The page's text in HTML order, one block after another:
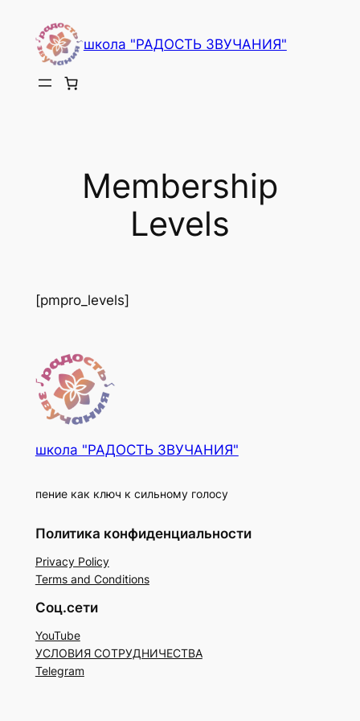
содержимому
школа "РАДОСТЬ ЗВУЧАНИЯ"
Membership
Levels
[pmpro_levels]
школа "РАДОСТЬ ЗВУЧАНИЯ"
пение как ключ к сильному голосу
Политика конфиденциальности
Privacy Policy
Terms and Conditions
Соц.сети
YouTube
УСЛОВИЯ СОТРУДНИЧЕСТВА
Telegram